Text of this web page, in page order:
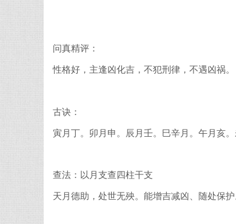
问真精评：
性格好，主逢凶化吉，不犯刑律，不遇凶祸。
古诀：
寅月丁。卯月申。辰月壬。巳辛月。午月亥
查法：以月支查四柱干支
天月德助，处世无殃。能增吉减凶、随处保护